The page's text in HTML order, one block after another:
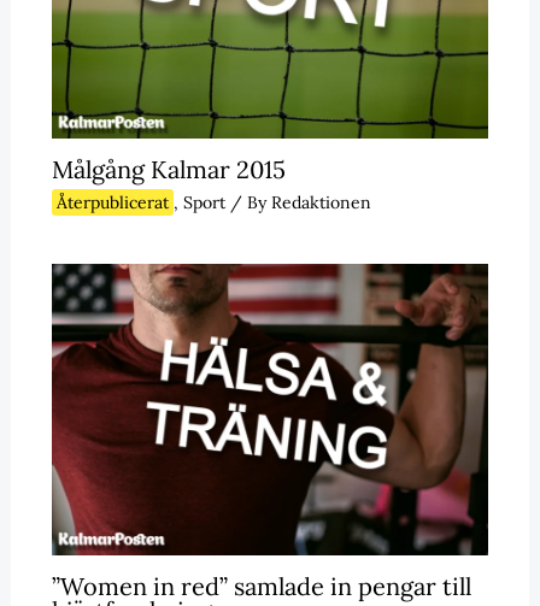
Målgång Kalmar 2015
Återpublicerat , Sport/ ByRedaktionen
”Women in red” samlade in pengar till